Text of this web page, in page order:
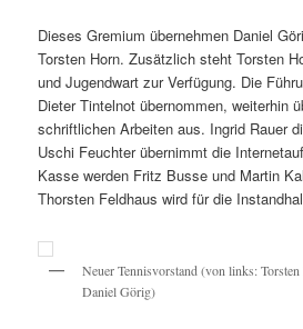
Dieses Gremium übernehmen Daniel
Torsten Horn. Zusätzlich steht Torsten
und Jugendwart zur Verfügung. Die
Dieter Tintelnot übernommen, weiterhin
schriftlichen Arbeiten aus. Ingrid Rauer
Uschi Feuchter übernimmt die
Kasse werden Fritz Busse und Martin
Thorsten Feldhaus wird für die
Neuer Tennisvorstand (von links:
Daniel Görig)